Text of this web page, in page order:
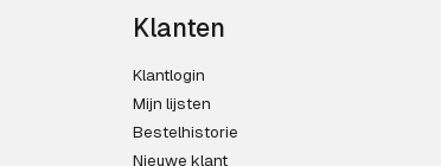
Klanten
Klantlogin
Mijn lijsten
Bestelhistorie
Nieuwe klant